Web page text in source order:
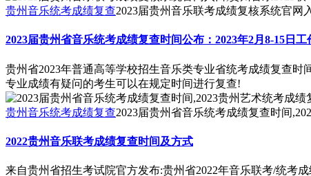
贵州音乐统考成绩复查2023届贵州音乐联考成绩复核系统官网
2023届贵州省音乐统考成绩复查时间公布：2023年2月8-15日工
贵州省2023年普通高等学校招生音乐类专业省统考成绩复查时
专业成绩有疑问的考生可以在规定时间进行复查!
贵州音乐统考成绩复查2023届贵州省音乐统考成绩复查时间
2022贵州音乐联考成绩复查时间及方式
来自贵州省招生考试院官方发布:贵州省2022年音乐联考/统考